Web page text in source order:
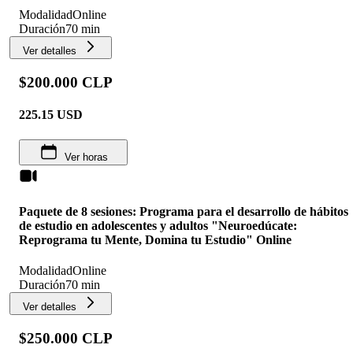
ModalidadOnline
Duración70 min
Ver detalles
$200.000 CLP
225.15 USD
Ver horas
Paquete de 8 sesiones: Programa para el desarrollo de hábitos
de estudio en adolescentes y adultos "Neuroedúcate:
Reprograma tu Mente, Domina tu Estudio" Online
ModalidadOnline
Duración70 min
Ver detalles
$250.000 CLP